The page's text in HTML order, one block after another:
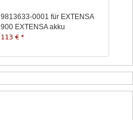
9813633-0001 für EXTENSA
900 EXTENSA akku
113 € *